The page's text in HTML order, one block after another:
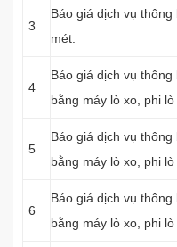
3
Báo giá dịch vụ
mét.
4
Báo giá dịch vụ
bằng máy lò xo, phi lò
5
Báo giá dịch vụ
bằng máy lò xo, phi lò
6
Báo giá dịch vụ
bằng máy lò xo, phi lò